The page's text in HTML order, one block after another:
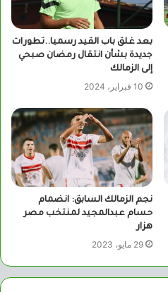
بعد غلق باب القيد رسميا..تطورات
جديدة بشأن انتقال رمضان صبحي
إلى الزمالك
10 فبراير، 2024
نجم الزمالك السابق: انضمام
حسام عبدالمجيد لمنتخب مصر
هزار
29 مايو، 2023